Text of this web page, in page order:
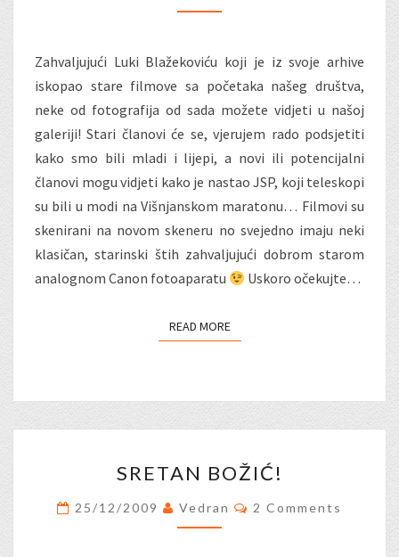
Zahvaljujući Luki Blažekoviću koji je iz svoje arhive
iskopao stare filmove sa početaka našeg društva,
neke od fotografija od sada možete vidjeti u našoj
galeriji! Stari članovi će se, vjerujem rado podsjetiti
kako smo bili mladi i lijepi, a novi ili potencijalni
članovi mogu vidjeti kako je nastao JSP, koji teleskopi
su bili u modi na Višnjanskom maratonu… Filmovi su
skenirani na novom skeneru no svejedno imaju neki
klasičan, starinski štih zahvaljujući dobrom starom
analognom Canon fotoaparatu
Uskoro očekujte…
READ MOREREAD MORE
BOŽIĆ!
SRETAN BOŽIĆ!
25/12/2009 Vedran Comments
2 Comments